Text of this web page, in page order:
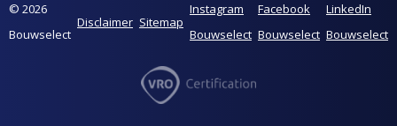
© 2026
Bouwselect
Disclaimer Sitemap
Instagram
Bouwselect
Facebook
Bouwselect
LinkedIn
Bouwselect